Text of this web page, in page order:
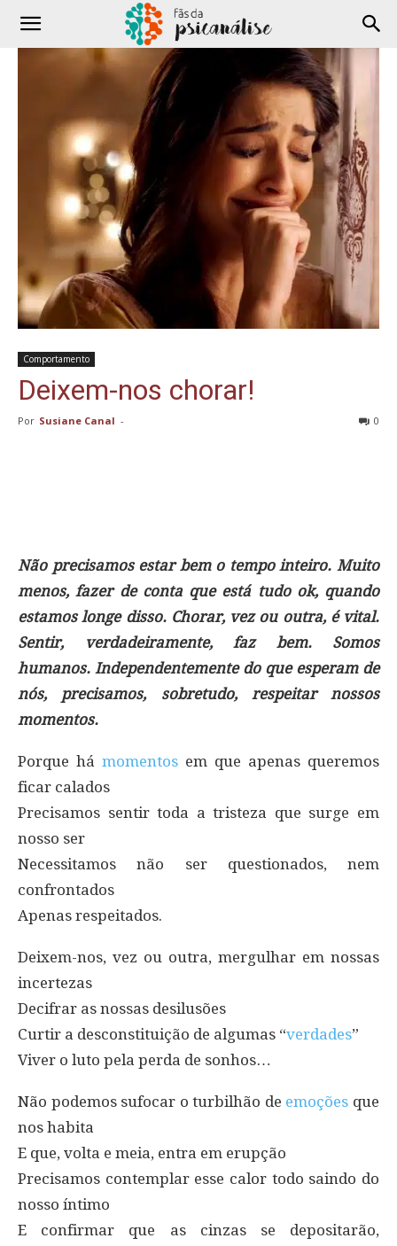
Comportamento
Deixem-nos chorar!
Por Susiane Canal - 0
Não precisamos estar bem o tempo inteiro. Muito
menos, fazer de conta que está tudo ok, quando
estamos longe disso. Chorar, vez ou outra, é vital.
Sentir, verdadeiramente, faz bem. Somos
humanos. Independentemente do que esperam de
nós, precisamos, sobretudo, respeitar nossos
momentos.
Porque há momentos em que apenas queremos
ficar calados
Precisamos sentir toda a tristeza que surge em
nosso ser
Necessitamos não ser questionados, nem
confrontados
Apenas respeitados.
Deixem-nos, vez ou outra, mergulhar em nossas
incertezas
Decifrar as nossas desilusões
Curtir a desconstituição de algumas “verdades”
Viver o luto pela perda de sonhos…
Não podemos sufocar o turbilhão de emoções que
nos habita
E que, volta e meia, entra em erupção
Precisamos contemplar esse calor todo saindo do
nosso íntimo
E confirmar que as cinzas se depositarão,